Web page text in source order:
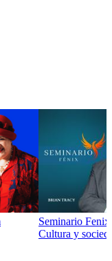
Seminario
Cultura y